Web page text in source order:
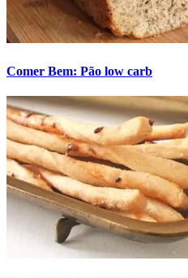
Comer Bem: Pão low carb